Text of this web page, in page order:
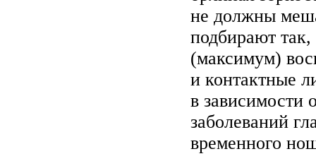
не должны
подбирают
(максимум)
и контактные
в зависимости
заболеваний
временного